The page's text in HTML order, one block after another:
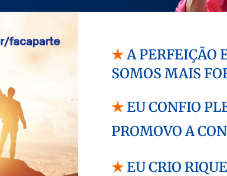
★A PERFEIÇÃO
SOMOS MAIS
★ EU CONFIO
PROMOVO A
★ EU CRIO